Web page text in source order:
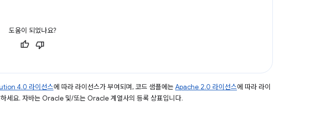
도움이 되었나요?
4.0 라이선스에 따라 라이선스가 부여되며, 코드 샘플에는 Apache 2.0 라이선스에 따라 라이
세요. 자바는 Oracle 및/또는 Oracle 계열사의 등록 상표입니다.